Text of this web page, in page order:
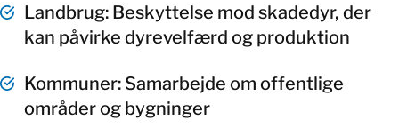
Landbrug: Beskyttelse mod skadedyr, der
kan påvirke dyrevelfærd og produktion
Kommuner: Samarbejde om offentlige
områder og bygninger